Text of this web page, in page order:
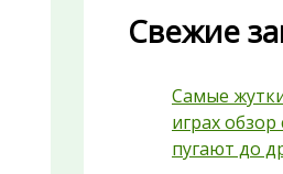
Свежие
Самые
играх
пугают до